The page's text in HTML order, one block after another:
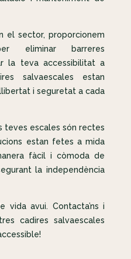
el sector, proporcionem
eliminar barreres
la teva accessibilitat a
salvaescales estan
i seguretat a cada
teves escales són rectes
estan fetes a mida
fàcil i còmoda de
la independència
avui. Contacta’ns i
cadires salvaescales